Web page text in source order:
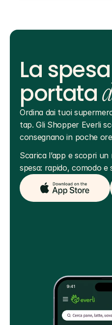
La
portata
Ordina dai tuoi
tap. Gli Shopper Everli
consegnano in poche
Scarica l’app e scopri
spesa: rapido, comodo e